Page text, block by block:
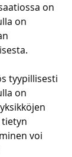
on
on
tyypillisesti
on
voi